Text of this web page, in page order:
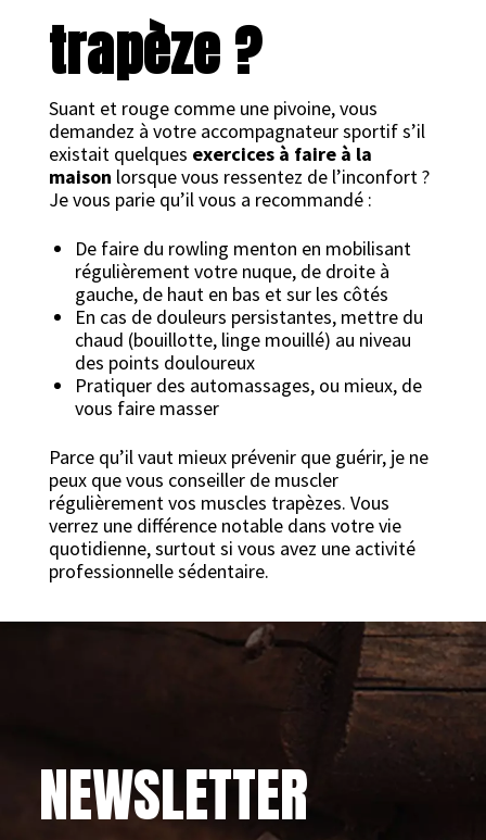
trapèze ?
Suant et rouge comme une pivoine, vous
demandez à votre accompagnateur sportif s’il
existait quelques exercices à faire à la
maison lorsque vous ressentez de l’inconfort ?
Je vous parie qu’il vous a recommandé :
De faire du rowling menton en mobilisant
régulièrement votre nuque, de droite à
gauche, de haut en bas et sur les côtés
En cas de douleurs persistantes, mettre du
chaud (bouillotte, linge mouillé) au niveau
des points douloureux
Pratiquer des automassages, ou mieux, de
vous faire masser
Parce qu’il vaut mieux prévenir que guérir, je ne
peux que vous conseiller de muscler
régulièrement vos muscles trapèzes. Vous
verrez une différence notable dans votre vie
quotidienne, surtout si vous avez une activité
professionnelle sédentaire.
NEWSLETTER